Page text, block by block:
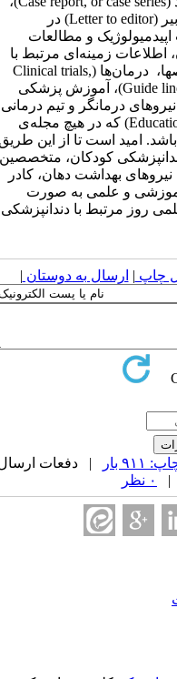
(
Letter to editor) در
و مطالعات
زمینه‌ای مرتبط با
درمان‌ها (Clinical trials,
Guide)، آموزش پزشکی
درمانگر و تیم درمانی
) که در هیچ مجله‌ی
امید است تا از این طریق
کودکان، متخصصین
بهداشت دهان، کادر
و علمی به صورت
روز مرتبط با دندانپزشکی
چاپ| ارسال به دوستان|
بار
| دفعات ارسال